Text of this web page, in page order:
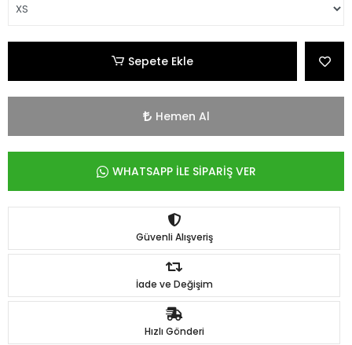
Sepete Ekle
Hemen Al
WHATSAPP İLE SİPARİŞ VER
Güvenli Alışveriş
İade ve Değişim
Hızlı Gönderi